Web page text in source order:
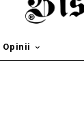
Opinii